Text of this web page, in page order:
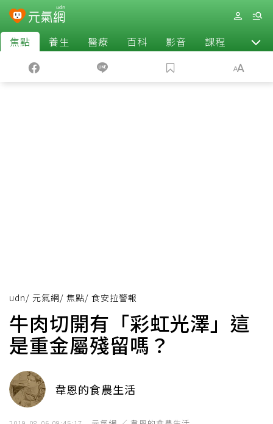
焦點 養生 醫療 百科 影音 課程 退休
udn/ 元氣網/ 焦點/ 食安拉警報
牛肉切開有「彩虹光澤」這
是重金屬殘留嗎？
韋恩的食農生活